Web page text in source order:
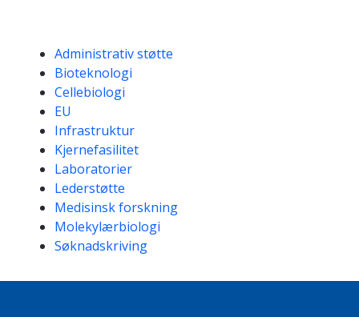
Kompetanseord
Administrativ støtte
Bioteknologi
Cellebiologi
EU
Infrastruktur
Kjernefasilitet
Laboratorier
Lederstøtte
Medisinsk forskning
Molekylærbiologi
Søknadskriving